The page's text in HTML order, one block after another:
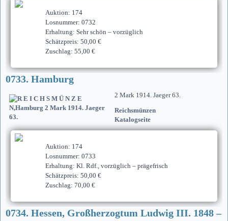
Auktion: 174
Losnummer: 0732
Erhaltung: Sehr schön – vorzüglich
Schätzpreis: 50,00 €
Zuschlag: 55,00 €
0733. Hamburg
2 Mark 1914. Jaeger 63.
Reichsmünzen
Katalogseite
Auktion: 174
Losnummer: 0733
Erhaltung: Kl. Rdf., vorzüglich – prägefrisch
Schätzpreis: 50,00 €
Zuschlag: 70,00 €
0734. Hessen, Großherzogtum Ludwig III. 1848 –